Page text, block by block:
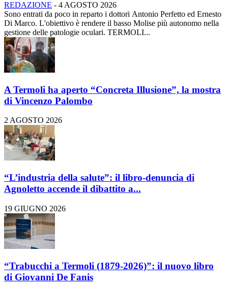
REDAZIONE - 4 AGOSTO 2026
Sono entrati da poco in reparto i dottori Antonio Perfetto ed Ernesto
Di Marco. L'obiettivo è rendere il basso Molise più autonomo nella
gestione delle patologie oculari. TERMOLI...
A Termoli ha aperto “Concreta Illusione”, la mostra
di Vincenzo Palombo
2 AGOSTO 2026
“L’industria della salute”: il libro-denuncia di
Agnoletto accende il dibattito a...
19 GIUGNO 2026
“Trabucchi a Termoli (1879-2026)”: il nuovo libro
di Giovanni De Fanis